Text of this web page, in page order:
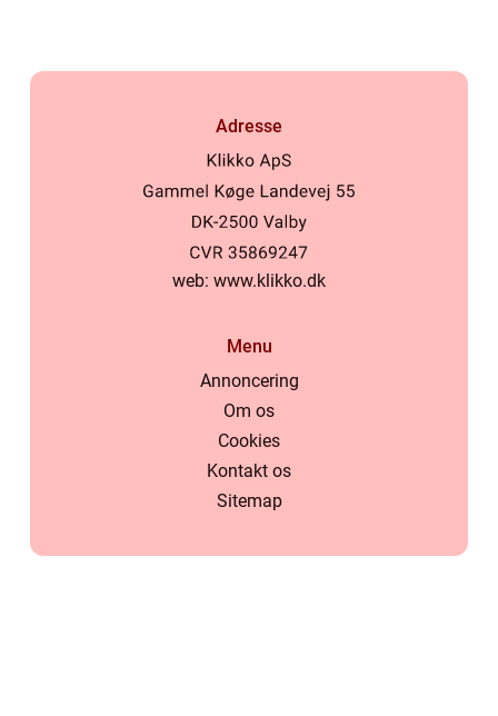
Adresse
web: www.klikko.dk
Menu
Annoncering
Om os
Cookies
Kontakt os
Sitemap